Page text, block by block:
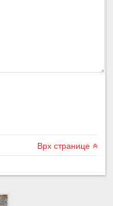
Врх странице